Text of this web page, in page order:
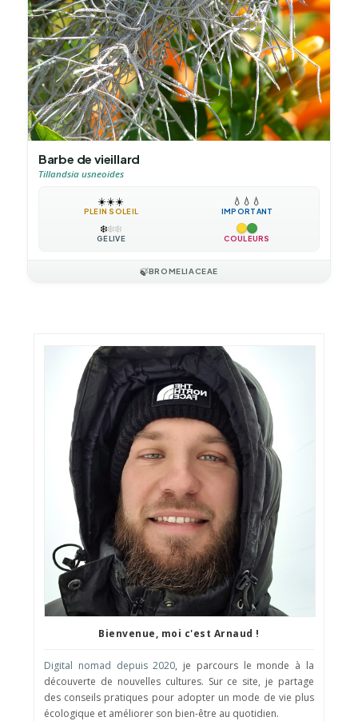
Barbe de vieillard
Tillandsia usneoides
☀️☀️☀️
PLEIN SOLEIL
💧 💧 💧
IMPORTANT
❄️❄️❄️
GÉLIVE COULEURS
🍃BROMELIACEAE
Bienvenue, moi c'est Arnaud !
Digital nomad depuis 2020, je parcours le monde à la
découverte de nouvelles cultures. Sur ce site, je partage
des conseils pratiques pour adopter un mode de vie plus
écologique et améliorer son bien-être au quotidien.